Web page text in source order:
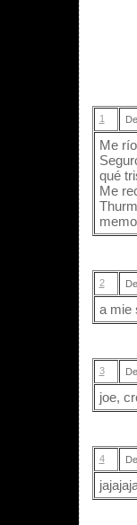
1
Me
qué
Me
2
a mie
3
joe,
4